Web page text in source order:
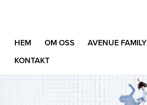
HEM OM OSS AVENUE FAMILY
KONTAKT